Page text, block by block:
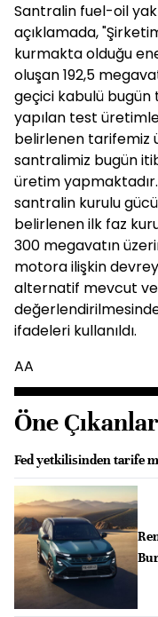
Santralin fuel-oil
açıklamada,
kurmakta olduğu
oluşan 192,5
geçici kabulü bugün
yapılan test
belirlenen tarifemiz
santralimiz bugün
üretim yapmaktadır.
santralin kurulu
belirlenen ilk faz
300 megavatın
motora ilişkin
alternatif mevcut
ifadeleri kullanıldı.
AA
Öne Çıkanlar
Fed yetkilisinden tarife